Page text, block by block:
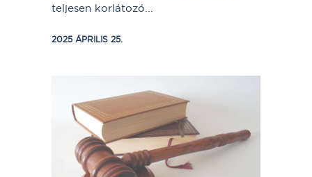
teljesen korlátozó...
2025 ÁPRILIS 25.